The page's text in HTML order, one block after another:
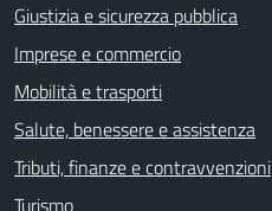
Giustizia e sicurezza pubblica
Imprese e commercio
Mobilità e trasporti
Salute, benessere e assistenza
Tributi, finanze e contravvenzioni
Turismo